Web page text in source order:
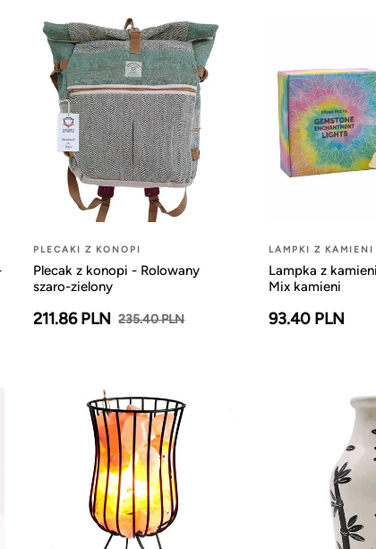
PLECAKI Z KONOPI
Plecak z konopi - Rolowany
szaro-zielony
211.86 PLN 235.40 PLN
LAMPKI Z
Lampka z
Mix kamieni
93.40 PLN